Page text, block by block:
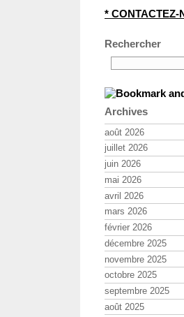
* CONTACTEZ-
Rechercher
Archives
août 2026
juillet 2026
juin 2026
mai 2026
avril 2026
mars 2026
février 2026
décembre 2025
novembre 2025
octobre 2025
septembre 2025
août 2025